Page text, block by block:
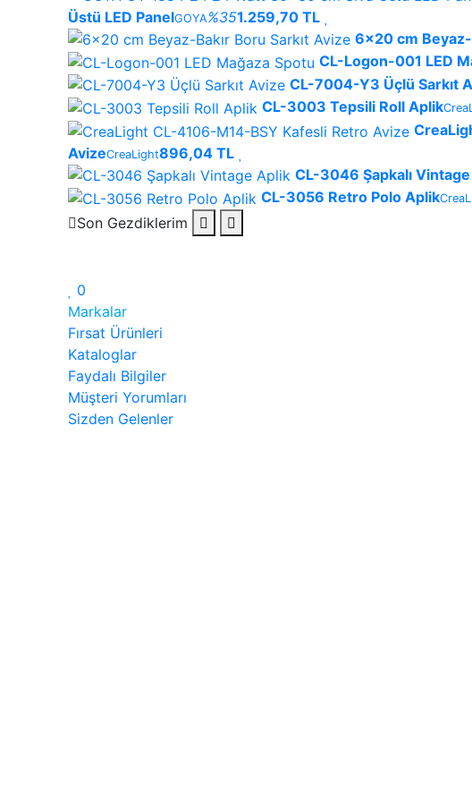
Üstü LED PanelGOYA %351.259,70 TL
6x20 cm Beyaz-
CL-Logon-001 LED
CL-7004-Y3 Üçlü Sarkıt
CL-3003 Tepsili Roll Aplik
AvizeCreaLight896,04 TL
CL-3046 Şapkalı
CL-3056 Retro Polo Aplik
Son Gezdiklerim
0
Markalar
Fırsat Ürünleri
Kataloglar
Faydalı Bilgiler
Müşteri Yorumları
Sizden Gelenler